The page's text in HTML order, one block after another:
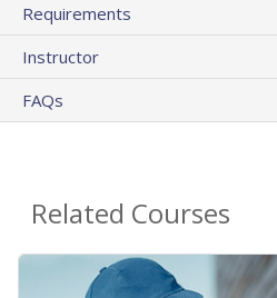
Requirements
Instructor
FAQs
Related Courses